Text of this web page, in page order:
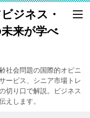
ジネス・
来が学べ
社会問題の国際的オピニ
ービス、シニア市場トレ
切り口で解説。ビジネス
えします。